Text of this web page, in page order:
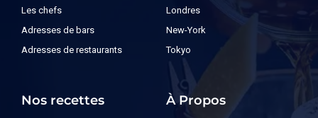
Les chefs
Adresses de bars
Adresses de restaurants
Londres
New-York
Tokyo
Nos recettes À Propos